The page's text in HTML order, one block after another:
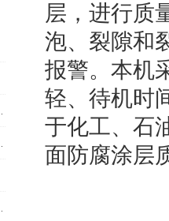
层，进行质
泡、裂隙和
报警。本机
轻、待机时
于化工、石
面防腐涂层